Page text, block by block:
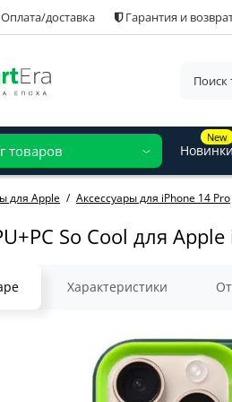
Оплата/доставка Гарантия и
товаров
New
для Apple Аксессуары для iPhone 14 Pro
So Cool для
Характеристики